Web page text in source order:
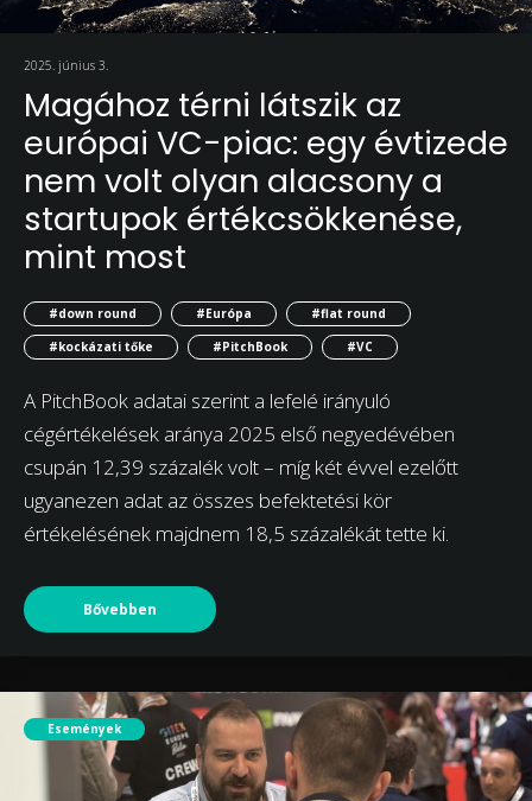
2025. június 3.
Magához térni látszik az
európai VC-piac: egy évtizede
nem volt olyan alacsony a
startupok értékcsökkenése,
mint most
#down round #Európa
#flat round
#kockázati tőke
#PitchBook #VC
A PitchBook adatai szerint a lefelé irányuló
cégértékelések aránya 2025 első negyedévében
csupán 12,39 százalék volt – míg két évvel ezelőtt
ugyanezen adat az összes befektetési kör
értékelésének majdnem 18,5 százalékát tette ki.
Bővebben
Események